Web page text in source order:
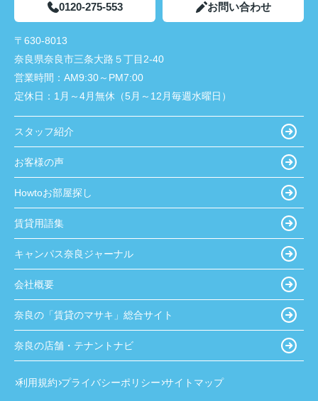
0120-275-553 お問い合わせ
〒630-8013
奈良県奈良市三条大路５丁目2-40
営業時間： AM9:30～PM7:00
定休日： 1月～4月無休（5月～12月毎週水曜日）
スタッフ紹介
お客様の声
Howtoお部屋探し
賃貸用語集
キャンパス奈良ジャーナル
会社概要
奈良の「賃貸のマサキ」総合サイト
奈良の店舗・テナントナビ
利用規約 プライバシーポリシー サイトマップ